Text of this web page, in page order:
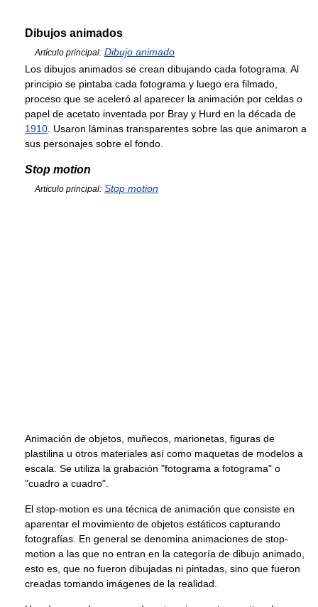
Dibujos animados
Artículo principal: Dibujo animado
Los dibujos animados se crean dibujando cada fotograma. Al
principio se pintaba cada fotograma y luego era filmado,
proceso que se aceleró al aparecer la animación por celdas o
papel de acetato inventada por Bray y Hurd en la década de
1910 . Usaron láminas transparentes sobre las que animaron a
sus personajes sobre el fondo.
Stop motion
Artículo principal: Stop motion
Animación de objetos, muñecos, marionetas, figuras de
plastilina u otros materiales así como maquetas de modelos a
escala. Se utiliza la grabación "fotograma a fotograma" o
"cuadro a cuadro".
El stop-motion es una técnica de animación que consiste en
aparentar el movimiento de objetos estáticos capturando
fotografías. En general se denomina animaciones de stop-
motion a las que no entran en la categoría de dibujo animado,
esto es, que no fueron dibujadas ni pintadas, sino que fueron
creadas tomando imágenes de la realidad.